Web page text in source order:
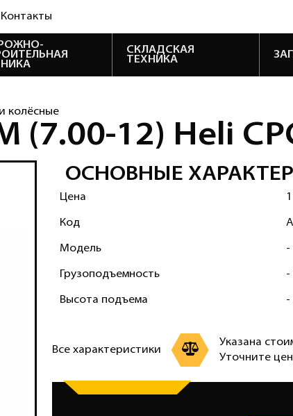
Контакты
СКЛАДСКАЯ
ТЕХНИКА
колёсные
(7.00-12) Heli
ОСНОВНЫЕ
Цена
Код
Модель -
Грузоподъемность -
Высота подъема -
Все характеристики
Указана
Уточните